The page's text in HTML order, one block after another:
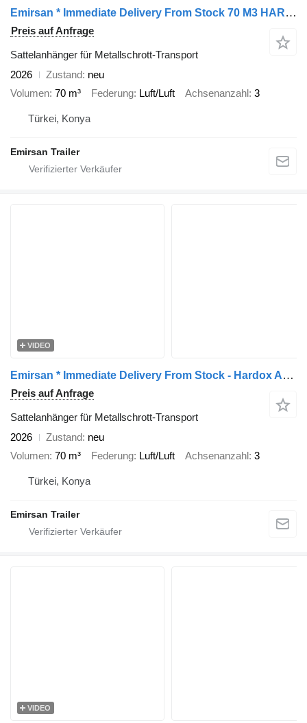
Emirsan * Immediate Delivery From Stock 70 M3 HARDOX ACCORDION TIPPER //
Preis auf Anfrage
Sattelanhänger für Metallschrott-Transport
2026
Zustand neu
Volumen 70 m³ Federung Luft/Luft Achsenanzahl 3
Türkei, Konya
Emirsan Trailer
VIDEO
Emirsan * Immediate Delivery From Stock - Hardox Accordion Body Scrap Ti
Preis auf Anfrage
Sattelanhänger für Metallschrott-Transport
2026
Zustand neu
Volumen 70 m³ Federung Luft/Luft Achsenanzahl 3
Türkei, Konya
Emirsan Trailer
VIDEO